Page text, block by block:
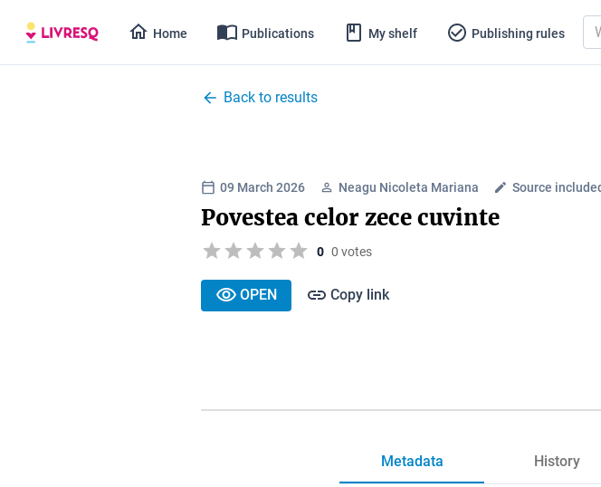
Home Publications My shelf Publishing rules
Back to results
09 March 2026 Neagu Nicoleta Mariana Source
Povestea celor zece cuvinte
0 0 votes
OPEN Copy link
Metadata History